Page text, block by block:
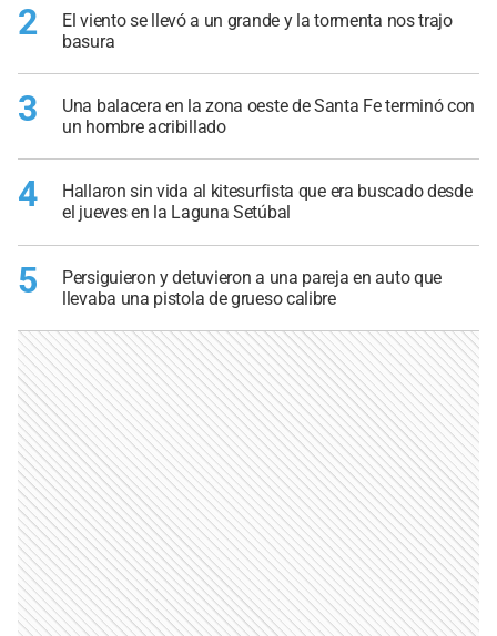
2
El viento se llevó a un grande y la tormenta nos trajo
basura
3
Una balacera en la zona oeste de Santa Fe terminó con
un hombre acribillado
4
Hallaron sin vida al kitesurfista que era buscado desde
el jueves en la Laguna Setúbal
5
Persiguieron y detuvieron a una pareja en auto que
llevaba una pistola de grueso calibre